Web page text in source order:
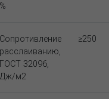
%
Сопротивление
расслаиванию,
ГОСТ 32096,
Дж/м2
≥250